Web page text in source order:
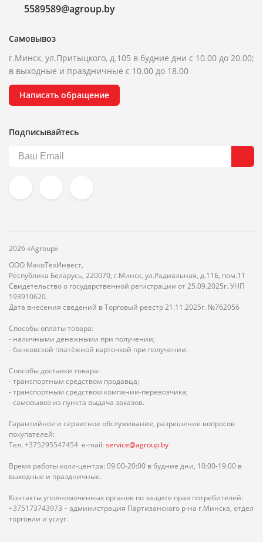
5589589@agroup.by
Самовывоз
г.Минск, ул.Притыцкого, д.105 в будние дни с 10.00 до 20.00;
в выходные и праздничные с 10.00 до 18.00
Написать обращение
Подписывайтесь
2026 «Agroup»
ООО МакоТехИнвест,
Республика Беларусь, 220070, г.Минск, ул.Радиальная, д.11Б, пом.11
Свидетельство о государственной регистрации от 25.09.2025г. УНП
193910620.
Дата внесения сведений в Торговый реестр 21.11.2025г. №762056
Способы оплаты товара:
- наличными денежными при получении;
- банковской платёжной карточкой при получении.
Способы доставки товара:
- транспортным средством продавца;
- транспортным средством компании-перевозчика;
- самовывоз из пункта выдача заказов.
Гарантийное и сервисное обслуживание, разрешение вопросов
покупателей:
Тел. +375295547454 e-mail: service@agroup.by
Время работы колл-центра: 09:00-20:00 в будние дни, 10:00-19:00 в
выходные и праздничные.
Контакты уполномоченных органов по защите прав потребителей:
+375173743973 – администрация Партизанского р-на г.Минска, отдел
торговли и услуг.